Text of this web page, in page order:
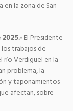
en la zona de San
2025.-El Presidente
trabajos de
río Verdiguel en la
problema, la
y taponamientos
afectan, sobre